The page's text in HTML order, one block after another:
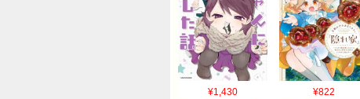
¥1,430 ¥822